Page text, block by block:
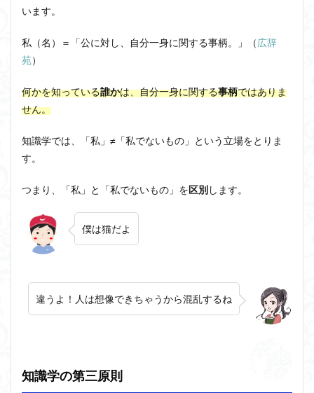
います。
私（名）＝「公に対し、自分一身に関する事柄。」（広辞
苑）
何かを知っている誰かは、自分一身に関する事柄ではありま
せん。
知識学では、「私」≠「私でないもの」という立場をとりま
す。
つまり、「私」と「私でないもの」を区別します。
僕は猫だよ
違うよ！人は想像できちゃうから混乱するね
知識学の第三原則